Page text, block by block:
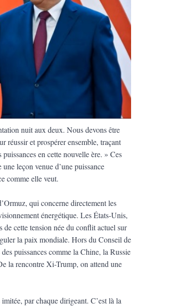
nuit aux deux. Nous devons être
réussir et prospérer ensemble, traçant
en cette nouvelle ère. » Ces
leçon venue d’une puissance
comme elle veut.
qui concerne directement les
énergétique. Les États-Unis,
de cette tension née du conflit actuel sur
la paix mondiale. Hors du Conseil de
puissances comme la Chine, la Russie
la rencontre Xi-Trump, on attend une
par chaque dirigeant. C’est là la